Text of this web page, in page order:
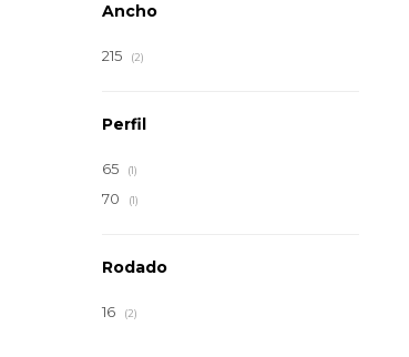
Ancho
215 (2)
Perfil
65 (1)
70 (1)
Rodado
16 (2)